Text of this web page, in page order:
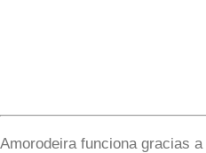
Amorodeira funciona gracias a